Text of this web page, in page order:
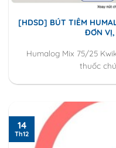
[HDSD] BÚT TIÊM
ĐƠN
Humalog Mix 75/25
thuốc
14
Th12